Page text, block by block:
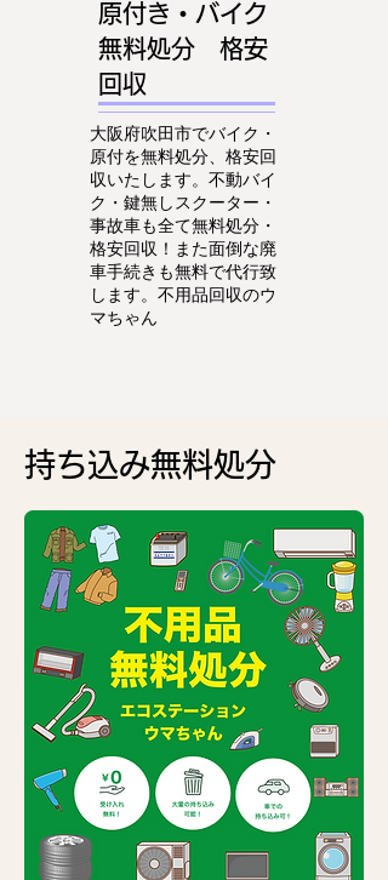
原付き・バイク
無料処分 格安
回収
大阪府吹田市でバイク・
原付を無料処分、格安回
収いたします。不動バイ
ク・鍵無しスクーター・
事故車も全て無料処分・
格安回収！また面倒な廃
車手続きも無料で代行致
します。不用品回収のウ
マちゃん
持ち込み無料処分